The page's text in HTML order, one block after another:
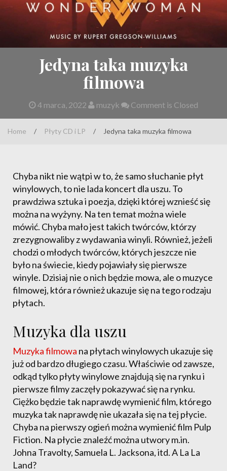
Jedyna taka muzyka
filmowa
4 marca, 2022 muzyk Comment is Closed
Home / Płyty CD i LP / Jedyna taka muzyka filmowa
Chyba nikt nie wątpi w to, że samo słuchanie płyt
winylowych, to nie lada koncert dla uszu. To
prawdziwa sztuka i poezja, dzięki której wznieść się
można na wyżyny. Na ten temat można wiele
mówić. Chyba mało jest takich twórców, którzy
zrezygnowaliby z wydawania winyli. Również, jeżeli
chodzi o młodych twórców, których jeszcze nie
było na świecie, kiedy pojawiały się pierwsze
winyle. Dzisiaj nie o nich będzie mowa, ale o muzyce
filmowej, która również ukazuje się na tego rodzaju
płytach.
Muzyka dla uszu
Muzyka filmowa na płytach winylowych ukazuje się
już od bardzo długiego czasu. Właściwie od zawsze,
odkąd tylko płyty winylowe znajdują się na rynku i
pierwsze filmy zaczęły pokazywać się na rynku.
Ciężko będzie tak naprawdę wymienić film, którego
muzyka tak naprawdę nie ukazała się na tej płycie.
Chyba na pierwszy ogień można wymienić film Pulp
Fiction. Na płycie znaleźć można utwory m.in.
Johna Travolty, Samuela L. Jacksona, itd. A La La
Land?